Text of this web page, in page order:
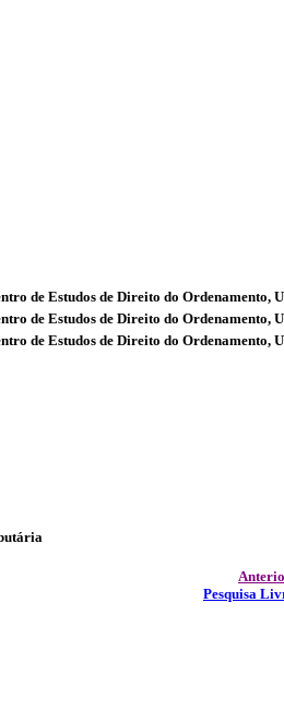
de Estudos de Direito do Ordenamento,
de Estudos de Direito do Ordenamento,
de Estudos de Direito do Ordenamento,
Pesquisa